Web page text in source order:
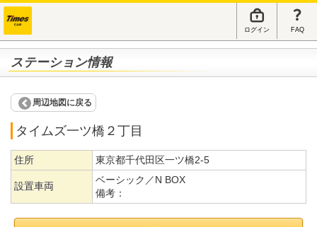
ログイン FAQ
ステーション情報
周辺地図に戻る
タイムズ一ツ橋２丁目
住所 東京都千代田区一ツ橋2-5
設置車両
ベーシック／N BOX
備考：